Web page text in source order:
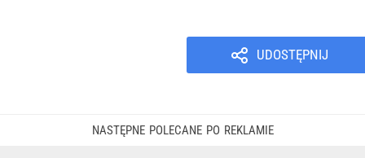
UDOSTĘPNIJ